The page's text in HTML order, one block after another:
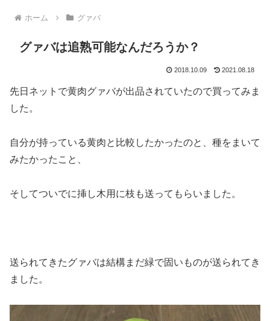
ホーム グァバ
グァバは追熟可能なんだろうか？
2018.10.09 2021.08.18
先日ネットで黄肉グァバが出品されていたので買ってみま
した。
自分が持っている黄肉と比較したかったのと、種をまいて
みたかったこと、
そしてついでに挿し木用に枝も送ってもらいました。
送られてきたグァバは結構まだ緑で固いものが送られてき
ました。